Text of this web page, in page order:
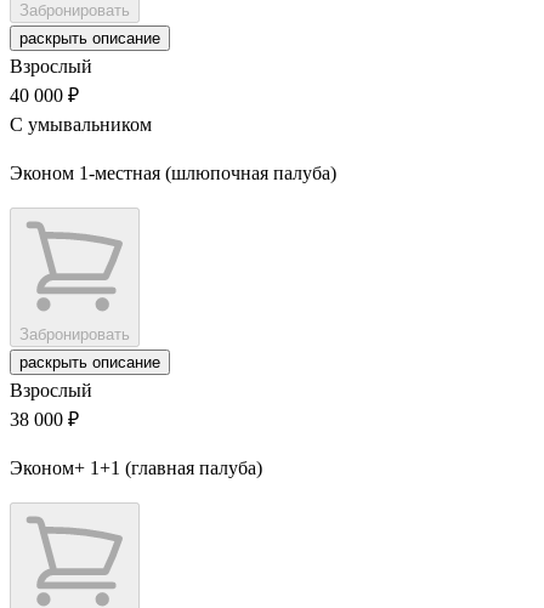
Забронировать
раскрыть описание
Взрослый
40 000 ₽
С умывальником
Эконом 1-местная (шлюпочная палуба)
Забронировать
раскрыть описание
Взрослый
38 000 ₽
Эконом+ 1+1 (главная палуба)